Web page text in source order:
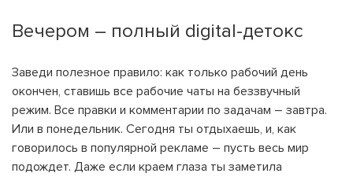
Вечером – полный digital-детокс
Заведи полезное правило: как только рабочий день
окончен, ставишь все рабочие чаты на беззвучный
режим. Все правки и комментарии по задачам – завтра.
Или в понедельник. Сегодня ты отдыхаешь, и, как
говорилось в популярной рекламе – пусть весь мир
подождет. Даже если краем глаза ты заметила